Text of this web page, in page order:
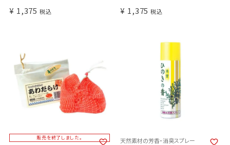
¥ 1,375 税込 ¥ 1,375 税込
販売を終了しました。 天然素材の芳香・消臭スプレー